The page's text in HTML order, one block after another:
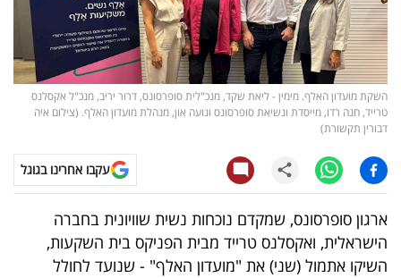
עסקית
קריפטו
ויראלי
טלוויזיה
עסקי
ספורט
קריירה
השקת מועדון האלף. מימין - ליאת שקד, מנכ"לית סופרסונס, דרור יריב, מנכ"ל אקסלנס
טרייד, חנה רדו, מייסדת ונשיאת סופרסונס ונועה און, מנהלת מועדון האלף. (צילום איה
דבורין תקשורת)
עקבו אחרינו בגוגל
ארגון סופרסונס, שמקדם נוכחות נשית שוויונית בחברה
הישראלית, ואקסלנס טרייד מבית הפניקס בית השקעות,
השיקו אתמול (שני) את "מועדון האלף" - שנועד לחולל